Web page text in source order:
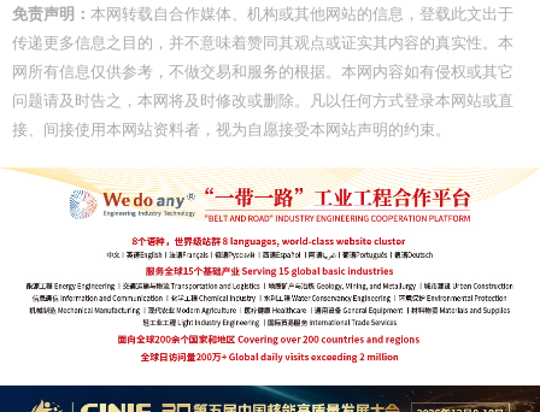
免责声明： 本网转载自合作媒体、机构或其他网站的信息，登载此文出于
传递更多信息之目的，并不意味着赞同其观点或证实其内容的真实性。本
网所有信息仅供参考，不做交易和服务的根据。本网内容如有侵权或其它
问题请及时告之，本网将及时修改或删除。凡以任何方式登录本网站或直
接、间接使用本网站资料者，视为自愿接受本网站声明的约束。